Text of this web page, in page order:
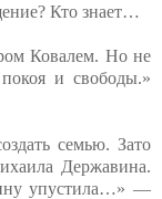
Кто знает…
Ковалем. Но не
и свободы.»
семью. Зато
Державина.
упустила…» —